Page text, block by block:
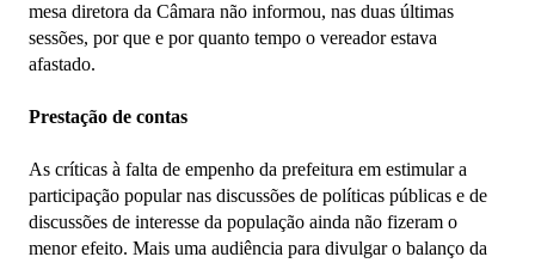
mesa diretora da Câmara não informou, nas duas últimas
sessões, por que e por quanto tempo o vereador estava
afastado.
Prestação de contas
As críticas à falta de empenho da prefeitura em estimular a
participação popular nas discussões de políticas públicas e de
discussões de interesse da população ainda não fizeram o
menor efeito. Mais uma audiência para divulgar o balanço da